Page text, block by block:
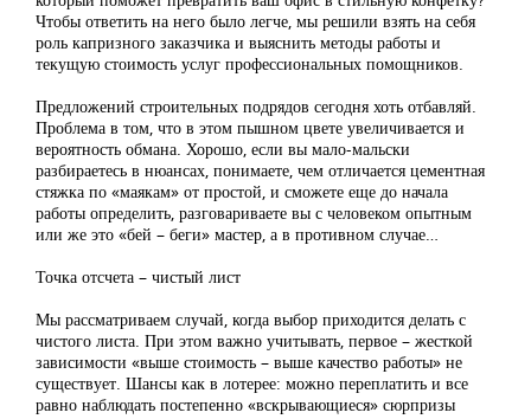
Чтобы ответить на него было легче, мы решили взять на себя
роль капризного заказчика и выяснить методы работы и
текущую стоимость услуг профессиональных помощников.
Предложений строительных подрядов сегодня хоть отбавляй.
Проблема в том, что в этом пышном цвете увеличивается и
вероятность обмана. Хорошо, если вы мало-мальски
разбираетесь в нюансах, понимаете, чем отличается цементная
стяжка по «маякам» от простой, и сможете еще до начала
работы определить, разговариваете вы с человеком опытным
или же это «бей – беги» мастер, а в противном случае…
Точка отсчета – чистый лист
Мы рассматриваем случай, когда выбор приходится делать с
чистого листа. При этом важно учитывать, первое – жесткой
зависимости «выше стоимость – выше качество работы» не
существует. Шансы как в лотерее: можно переплатить и все
равно наблюдать постепенно «вскрывающиеся» сюрпризы